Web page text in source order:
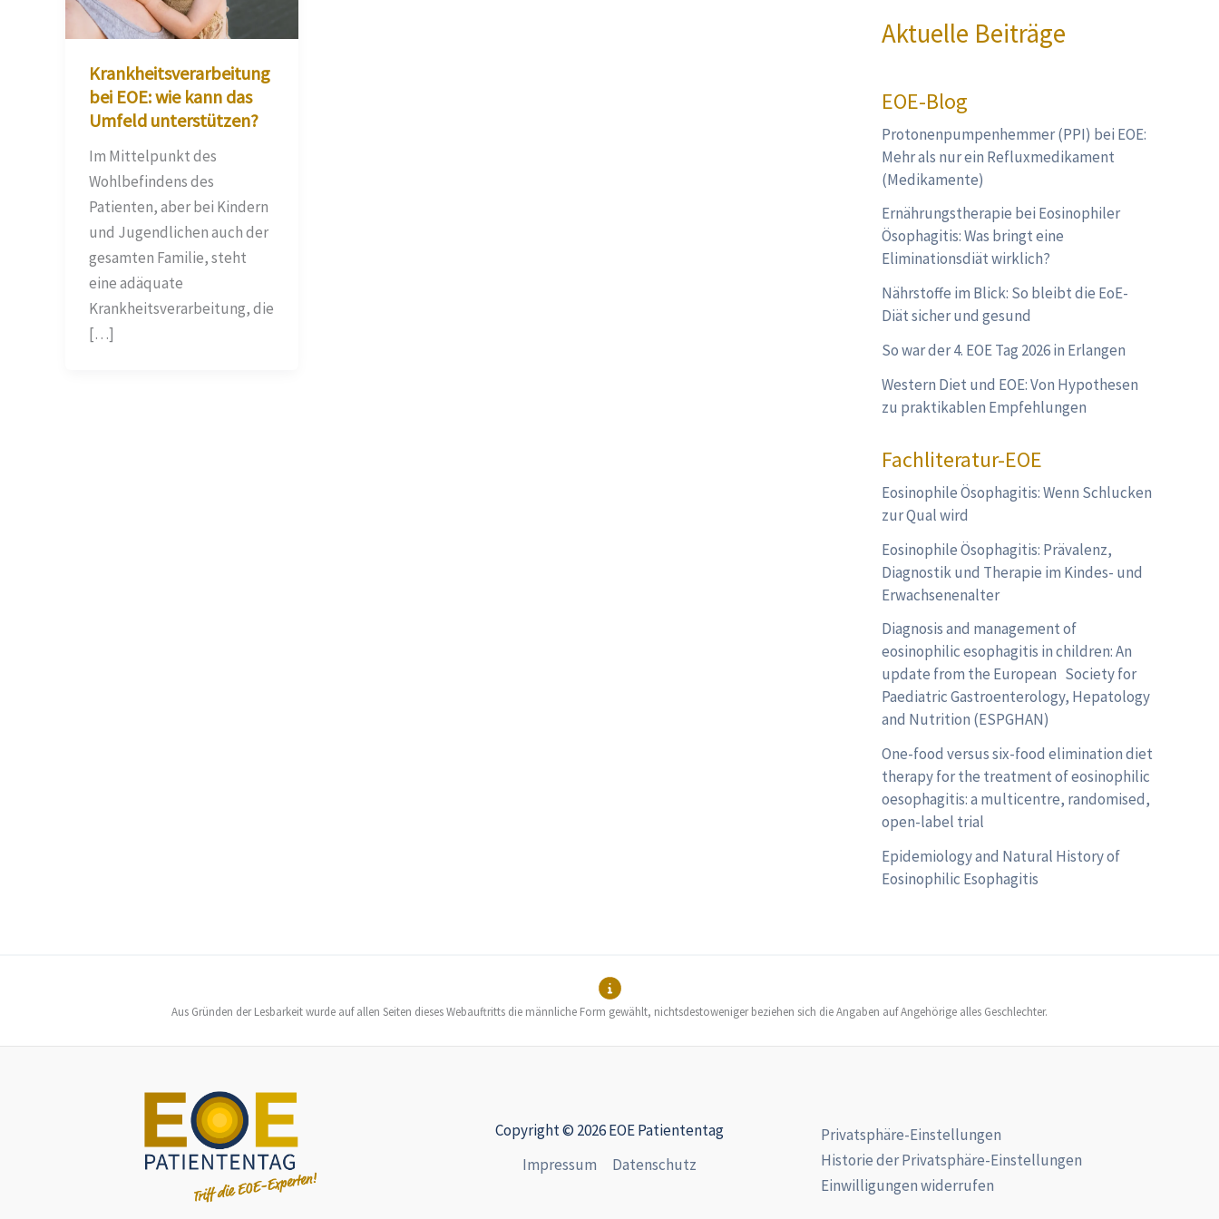
Krankheitsverarbeitung
bei EOE: wie kann das
Umfeld unterstützen?
Im Mittelpunkt des
Wohlbefindens des
Patienten, aber bei Kindern
und Jugendlichen auch der
gesamten Familie, steht
eine adäquate
Krankheitsverarbeitung, die
[…]
Aktuelle Beiträge
EOE-Blog
Protonenpumpenhemmer (PPI) bei EOE:
Mehr als nur ein Refluxmedikament
(Medikamente)
Ernährungstherapie bei Eosinophiler
Ösophagitis: Was bringt eine
Eliminationsdiät wirklich?
Nährstoffe im Blick: So bleibt die EoE-
Diät sicher und gesund
So war der 4. EOE Tag 2026 in Erlangen
Western Diet und EOE: Von Hypothesen
zu praktikablen Empfehlungen
Fachliteratur-EOE
Eosinophile Ösophagitis: Wenn Schlucken
zur Qual wird
Eosinophile Ösophagitis: Prävalenz,
Diagnostik und Therapie im Kindes- und
Erwachsenenalter
Diagnosis and management of
eosinophilic esophagitis in children: An
update from the European Society for
Paediatric Gastroenterology, Hepatology
and Nutrition (ESPGHAN)
One-food versus six-food elimination diet
therapy for the treatment of eosinophilic
oesophagitis: a multicentre, randomised,
open-label trial
Epidemiology and Natural History of
Eosinophilic Esophagitis
Aus Gründen der Lesbarkeit wurde auf allen Seiten dieses Webauftritts die männliche Form gewählt, nichtsdestoweniger beziehen sich die Angaben auf Angehörige alles Geschlechter.
Copyright © 2026 EOE Patiententag
Impressum
Datenschutz
Privatsphäre-Einstellungen
Historie der Privatsphäre-Einstellungen
Einwilligungen widerrufen